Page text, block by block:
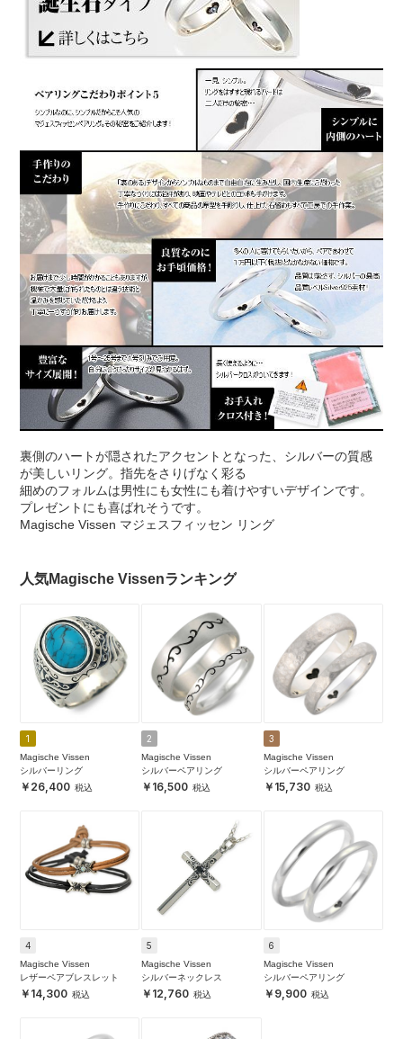
裏側のハートが隠されたアクセントとなった、シルバーの質感
が美しいリング。指先をさりげなく彩る
細めのフォルムは男性にも女性にも着けやすいデザインです。
プレゼントにも喜ばれそうです。
Magische Vissen マジェスフィッセン リング
人気Magische Vissenランキング
1
Magische Vissen
シルバーリング
26,400
2
Magische Vissen
シルバーペアリング
16,500
3
Magische Vissen
シルバーペアリング
15,730
4
Magische Vissen
レザーペアブレスレット
14,300
5
Magische Vissen
シルバーネックレス
12,760
6
Magische Vissen
シルバーペアリング
9,900